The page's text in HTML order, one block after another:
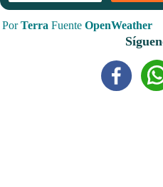
PorTerra Fuente OpenWeather